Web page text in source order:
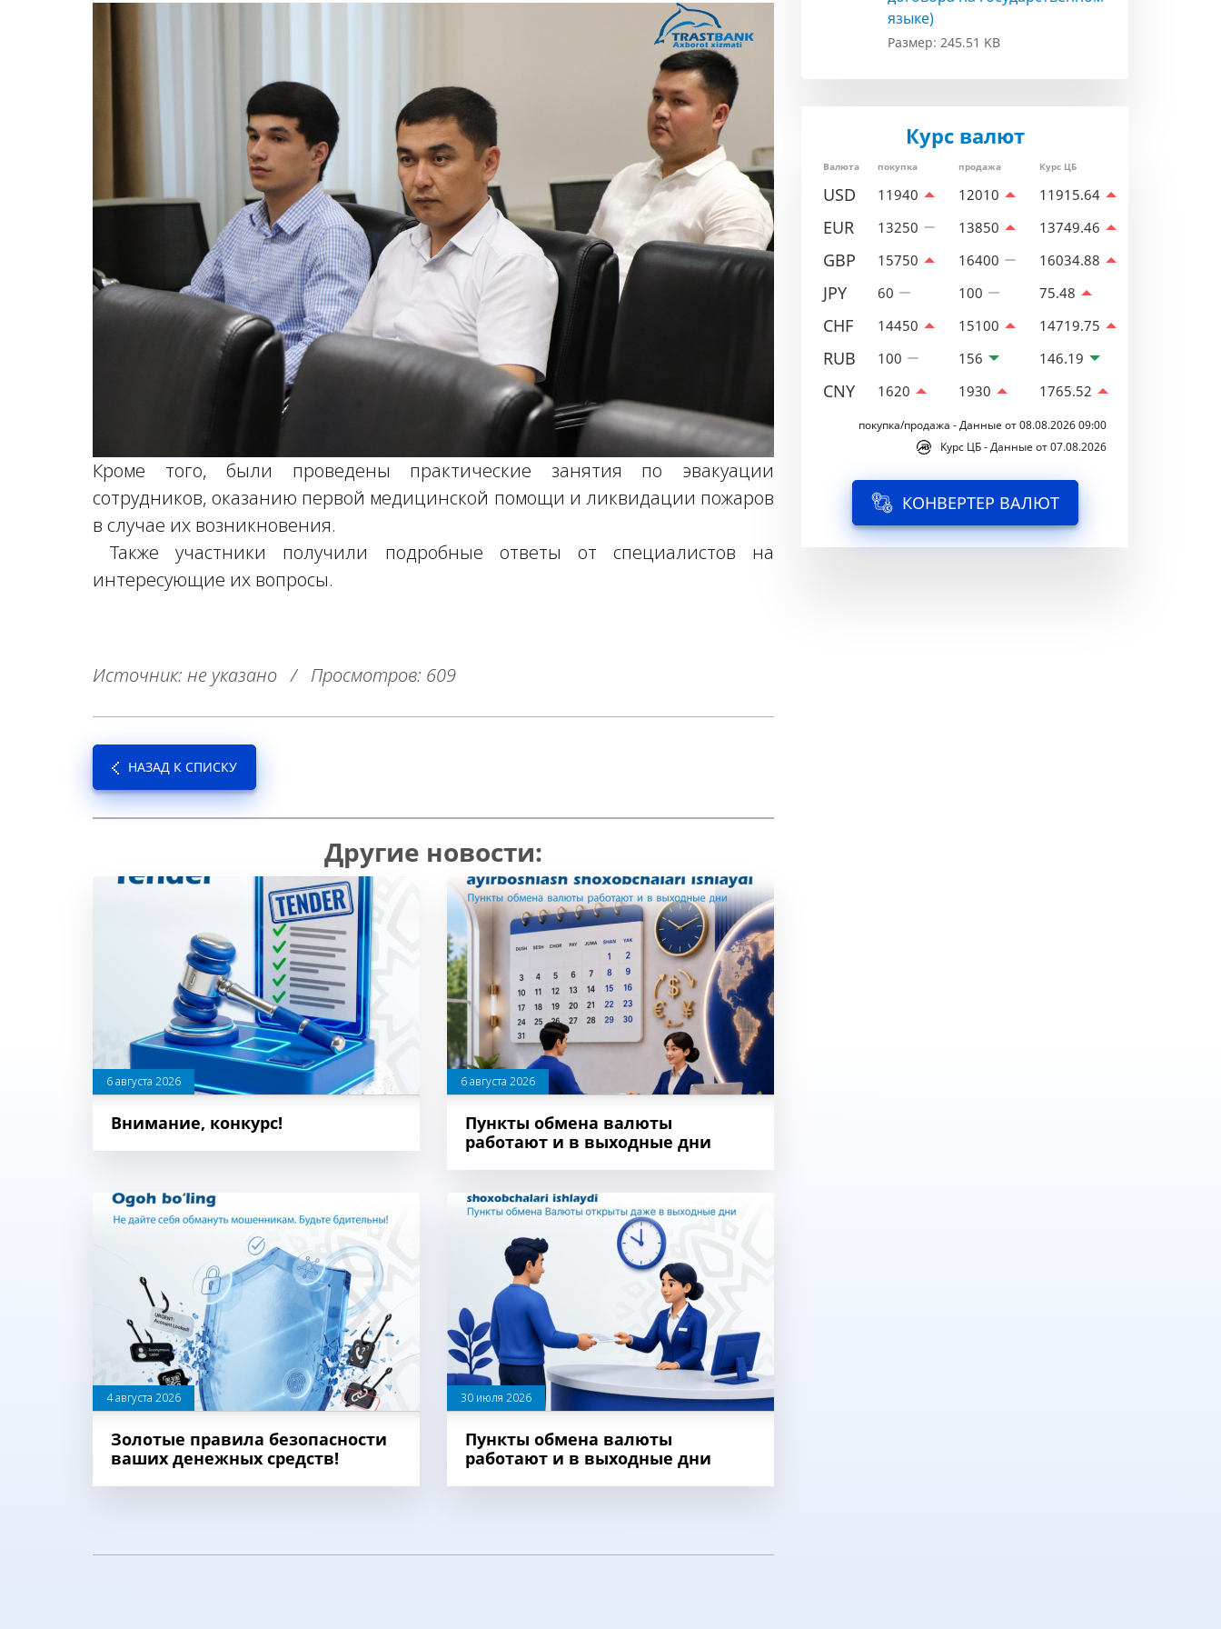
Кроме того, были проведены практические занятия по эвакуации
сотрудников, оказанию первой медицинской помощи и ликвидации пожаров
в случае их возникновения.
Также участники получили подробные ответы от специалистов на
интересующие их вопросы.
Источник: не указано / Просмотров: 609
НАЗАД К СПИСКУ
Другие новости:
6 августа 2026
Внимание, конкурс!
6 августа 2026
Пункты обмена валюты
работают и в выходные дни
4 августа 2026
Золотые правила безопасности
ваших денежных средств!
30 июля 2026
Пункты обмена валюты
работают и в выходные дни
языке)
Размер: 245.51 KB
Курс валют
Валюта покупка продажа Курс ЦБ
USD 11940 12010 11915.64
EUR 13250 13850 13749.46
GBP 15750 16400 16034.88
JPY 60 100 75.48
CHF 14450 15100 14719.75
RUB 100 156 146.19
CNY 1620 1930 1765.52
покупка/продажа - Данные от 08.08.2026 09:00
Курс ЦБ - Данные от 07.08.2026
КОНВЕРТЕР ВАЛЮТ